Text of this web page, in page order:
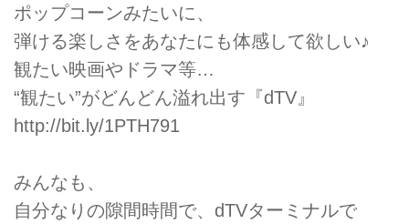
ポップコーンみたいに、
弾ける楽しさをあなたにも体感して欲しい♪
観たい映画やドラマ等…
“観たい”がどんどん溢れ出す『dTV』
http://bit.ly/1PTH791
みんなも、
自分なりの隙間時間で、dTVターミナルで